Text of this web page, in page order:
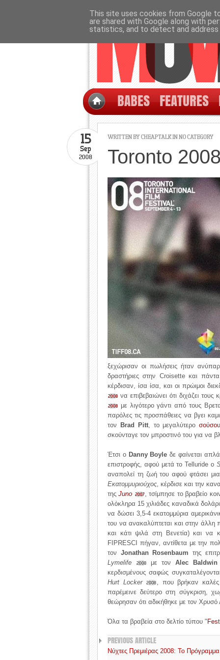
BABES FEATURES
WRITTEN BY CHEAPTALK IN NO CATEGORY
15
Sep
2008 Toronto
ξεχώρισαν οι πωλήσεις ήταν
δραστήριες στην Croisette και
κέρδισαν, ίσα ίσα, και οι πρώιμοι
2008 να επιβεβαιώνει ότι διχάζει
2008
με λιγότερο γάντι από τους
παρόλες τις προσπάθειες να βγει
τον
Brad Pitt, το μεγαλύτερο
σκούνταγε τον μπροστινό του για να
Έτσι ο Danny Boyle δε φαίνεται
επιστροφής, αφού μετά το Telluride ο
αναπολεί τη ζωή του αφού φτάσει
Εκατομμυριούχος, κέρδισε και την
τηςJuno 2007, τσίμπησε το βραβείο
ολόκληρα 15 χιλιάδες καναδικά
να δώσει 3,5-4 εκατομμύρια
του να ανακαλύπτεται και στην άλλη
και κάτι ψιλά στη Βενετία) και να
FIPRESCI πήγαν, αντίθετα με την
τον Jonathan Rosenbaum της
Lymelife
2008 με τον Alec Baldwin
κερδισμένους σαφώς
Hurt Locker
2008, που βρήκαν καλές
παρέμεινε δεύτερο στη σύγκριση,
θεώρησαν ότι αδικήθηκε με τον
Όλα τα βραβεία στο δελτίο τύπου "
PREVIOUS ARTICLE
Νύχτες Πρεμιέρας 2008: Το Πρόγραμμα
This site uses cookies from Google
are shared with Google along with
statistics, and to detect and address